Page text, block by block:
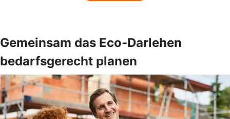
Gemeinsam das Eco-Darlehen
bedarfsgerecht planen